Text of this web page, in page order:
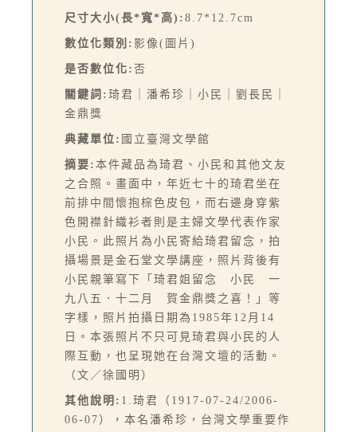
尺寸大小(長*寬*高): 8.7*12.7cm
數位化類別: 影像(圖片)
是否數位化: 否
關鍵詞: 琦君｜潘希珍｜小民｜劉長民｜
金鼎獎
典藏單位: 國立臺灣文學館
摘要: 本件藏品為琦君、小民和其他文友
之合照。畫面中，年近七十的琦君坐在
前排中間懷抱棕色皮包，而右邊身穿紫
色開襟針織衫者則是主婦文學代表作家
小民。此照片為小民寄給琦君留念，拍
攝場景是金石堂文學講座，照片背後有
小民親筆寫下「琦君姐留念 小民 一
九八五．十二月 賀金鼎獎之喜！」等
字樣，照片拍攝日期為1985年12月14
日。本張照片不只可見琦君與小民的人
際互動，也呈現她在台灣文壇的活動。
（文／徐國明）
其他說明: 1.琦君（1917-07-24/2006-
06-07），本名潘希珍，台灣文學重要作